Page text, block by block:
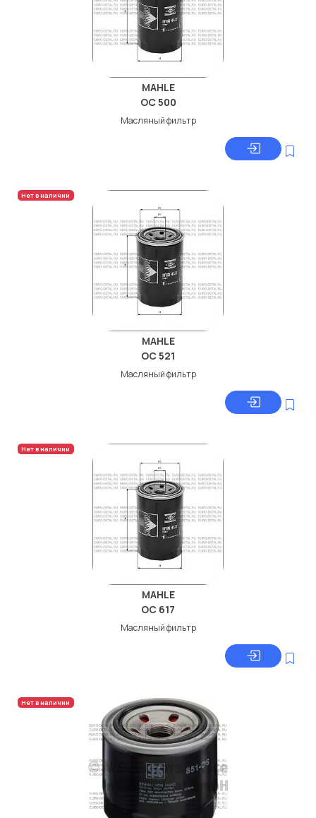
MAHLE
OC 500
Масляный фильтр
Нет в наличии
MAHLE
OC 521
Масляный фильтр
Нет в наличии
MAHLE
OC 617
Масляный фильтр
Нет в наличии